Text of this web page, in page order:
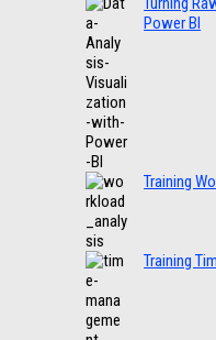
Power BI
Training
Training